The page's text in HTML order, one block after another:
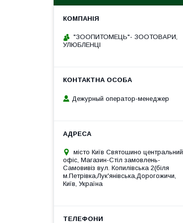
"ЗООПИТОМЕЦЬ"- ЗООТОВАРИ,
УЛЮБЛЕНЦІ
Дежурный оператор-менеджер
місто Київ Святошино центральний
офіс, Магазин-Стіл замовлень-
Самовивіз вул. Копилівська 2(біля
м.Петрівка,Лук'янівська,Дорогожичи,
Київ, Україна